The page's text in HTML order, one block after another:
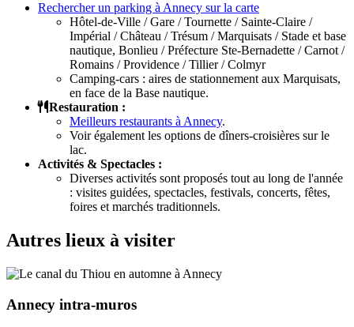
Rechercher un parking à Annecy sur la carte
Hôtel-de-Ville / Gare / Tournette / Sainte-Claire /
Impérial / Château / Trésum / Marquisats / Stade et base
nautique, Bonlieu / Préfecture Ste-Bernadette / Carnot /
Romains / Providence / Tillier / Colmyr
Camping-cars : aires de stationnement aux Marquisats,
en face de la Base nautique.
Restauration :
Meilleurs restaurants à Annecy.
Voir également les options de dîners-croisières sur le
lac.
Activités & Spectacles :
Diverses activités sont proposés tout au long de l'année
: visites guidées, spectacles, festivals, concerts, fêtes,
foires et marchés traditionnels.
Autres lieux à visiter
Annecy intra-muros